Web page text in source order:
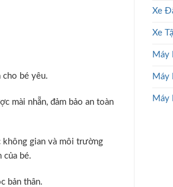
Xe
Xe
Máy
Máy
Máy
cho bé yêu.
mài nhẵn, đảm bảo an toàn
gian và môi trường
của bé.
bản thân.